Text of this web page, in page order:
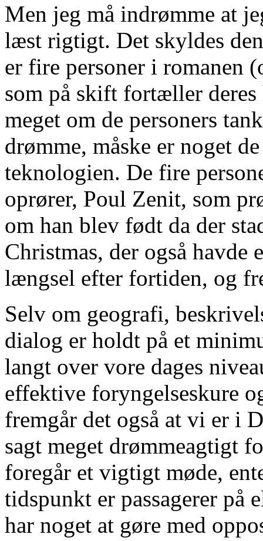
Men jeg må indrømme at
læst rigtigt. Det skyldes
er fire personer i romanen
som på skift fortæller
meget om de personers
drømme, måske er noget
teknologien. De fire
oprører, Poul Zenit, som
om han blev født da der
Christmas, der også havde
længsel efter fortiden, og
Selv om geografi,
dialog er holdt på et
langt over vore dages
effektive foryngelseskure
fremgår det også at vi er i
sagt meget drømmeagtigt
foregår et vigtigt møde,
tidspunkt er passagerer på
har noget at gøre med